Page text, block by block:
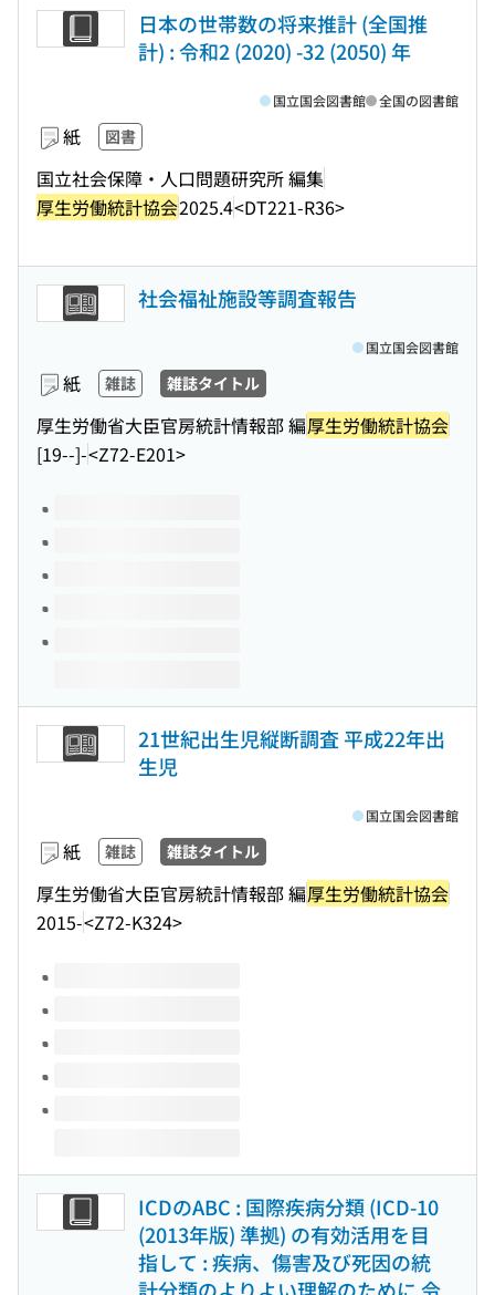
日本の世帯数の将来推計 (全国推
計) : 令和2 (2020) -32 (2050) 年
紙 図書
国立社会保障・人口問題研究所 編集
厚生労働統計協会2025.4<DT221-R36>
国立国会図書館 全国の図書館
社会福祉施設等調査報告
紙 雑誌 雑誌タイトル
厚生労働省大臣官房統計情報部 編厚生労働統計協会
[19--]-<Z72-E201>
国立国会図書館
このタイトルの巻号
21世紀出生児縦断調査 平成22年出
生児
紙 雑誌 雑誌タイトル
厚生労働省大臣官房統計情報部 編厚生労働統計協会
2015-<Z72-K324>
国立国会図書館
このタイトルの巻号
ICDのABC : 国際疾病分類 (ICD-10
(2013年版) 準拠) の有効活用を目
指して : 疾病、傷害及び死因の統